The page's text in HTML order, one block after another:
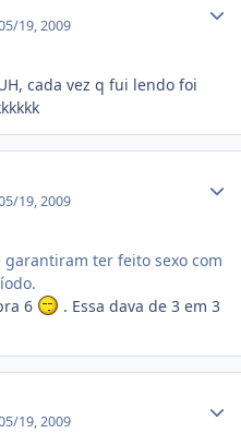
19, 2009
cada vez q fui lendo foi
19, 2009
ter feito sexo com
6
. Essa dava de 3 em 3
19, 2009